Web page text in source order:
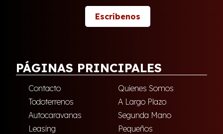
Escríbenos
PÁGINAS PRINCIPALES
Contacto
Quienes Somos
Todoterrenos
A Largo Plazo
Autocaravanas
Segunda Mano
Leasing
Pequeños